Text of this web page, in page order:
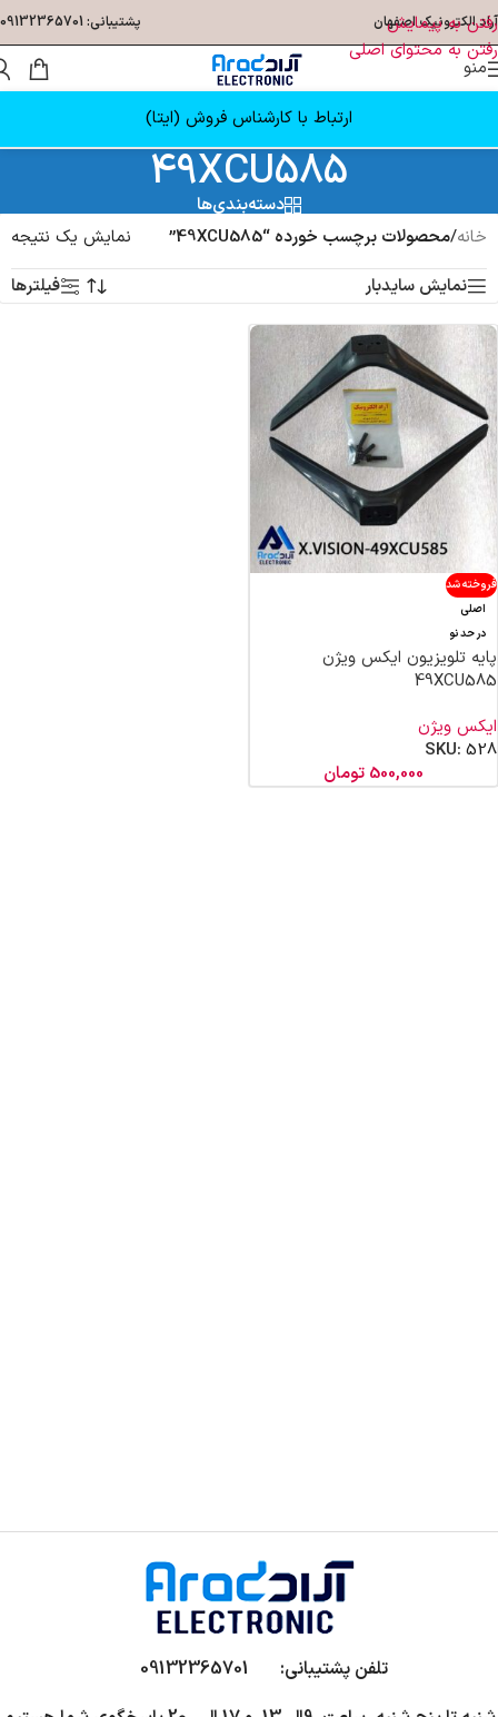
رفتن به پیمایش
رفتن به محتوای اصلی
آراد الکترونیک اصفهان پشتیبانی: 09132365701
منو
ارتباط با کارشناس فروش (ایتا)
49XCU585
دسته‌بندی‌ها
خانه/محصولات برچسب خورده “49XCU585”
نمایش یک نتیجه
نمایش سایدبار
فیلترها
فروخته شد
اصلی
در حد نو
پایه تلویزیون ایکس ویژن
49XCU585
ایکس ویژن
SKU: 528
500,000 تومان
تلفن پشتیبانی: 09132365701